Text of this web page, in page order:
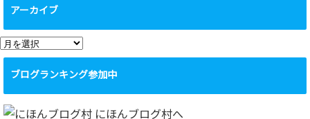
アーカイブ
ア
ー
イ
ブ
ブログランキング参加中